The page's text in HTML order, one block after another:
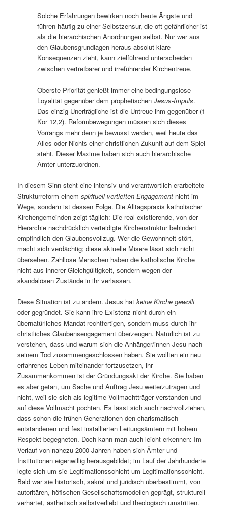
Solche Erfahrungen bewirken noch heute Ängste und
führen häufig zu einer Selbstzensur, die oft gefährlicher ist
als die hierarchischen Anordnungen selbst. Nur wer aus
den Glaubensgrundlagen heraus absolut klare
Konsequenzen zieht, kann zielführend unterscheiden
zwischen vertretbarer und irreführender Kirchentreue.
Oberste Priorität genießt immer eine bedingungslose
Loyalität gegenüber dem prophetischenJesus-Impuls.
Das einzig Unerträgliche ist die Untreue ihm gegenüber (1
Kor 12,2). Reformbewegungen müssen sich dieses
Vorrangs mehr denn je bewusst werden, weil heute das
Alles oder Nichts einer christlichen Zukunft auf dem Spiel
steht. Dieser Maxime haben sich auch hierarchische
Ämter unterzuordnen.
In diesem Sinn steht eine intensiv und verantwortlich erarbeitete
Strukturreform einemspirituell vertieften Engagement nicht im
Wege, sondern ist dessen Folge. Die Alltagspraxis katholischer
Kirchengemeinden zeigt täglich: Die real existierende, von der
Hierarchie nachdrücklich verteidigte Kirchenstruktur behindert
empfindlich den Glaubensvollzug. Wer die Gewohnheit stört,
macht sich verdächtig; diese aktuelle Misere lässt sich nicht
übersehen. Zahllose Menschen haben die katholische Kirche
nicht aus innerer Gleichgültigkeit, sondern wegen der
skandalösen Zustände in ihr verlassen.
Diese Situation ist zu ändern. Jesus hatkeine Kirche gewollt
oder gegründet. Sie kann ihre Existenz nicht durch ein
übernatürliches Mandat rechtfertigen, sondern muss durch ihr
christliches Glaubensengagement überzeugen. Natürlich ist zu
verstehen, dass und warum sich die Anhänger/innen Jesu nach
seinem Tod zusammengeschlossen haben. Sie wollten ein neu
erfahrenes Leben miteinander fortzusetzen, ihr
Zusammenkommen ist der Gründungsakt der Kirche. Sie haben
es aber getan, um Sache und Auftrag Jesu weiterzutragen und
nicht, weil sie sich als legitime Vollmachtträger verstanden und
auf diese Vollmacht pochten. Es lässt sich auch nachvollziehen,
dass schon die frühen Generationen den charismatisch
entstandenen und fest installierten Leitungsämtern mit hohem
Respekt begegneten. Doch kann man auch leicht erkennen: Im
Verlauf von nahezu 2000 Jahren haben sich Ämter und
Institutionen eigenwillig herausgebildet; im Lauf der Jahrhunderte
legte sich um sie Legitimationsschicht um Legitimationsschicht.
Bald war sie historisch, sakral und juridisch überbestimmt, von
autoritären, höfischen Gesellschaftsmodellen geprägt, strukturell
verhärtet, ästhetisch selbstverliebt und theologisch umstritten.